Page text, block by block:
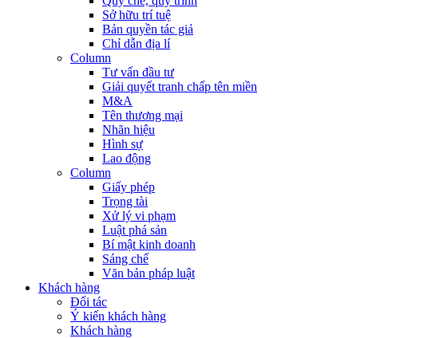
Sở hữu trí tuệ
Bản quyền tác giả
Chỉ dẫn địa lí
Column
Tư vấn đầu tư
Giải quyết tranh chấp tên miền
M&A
Tên thương mại
Nhãn hiệu
Hình sự
Lao động
Column
Giấy phép
Trọng tài
Xử lý vi phạm
Luật phá sản
Bí mật kinh doanh
Sáng chế
Văn bản pháp luật
Khách hàng
Đối tác
Ý kiến khách hàng
Khách hàng